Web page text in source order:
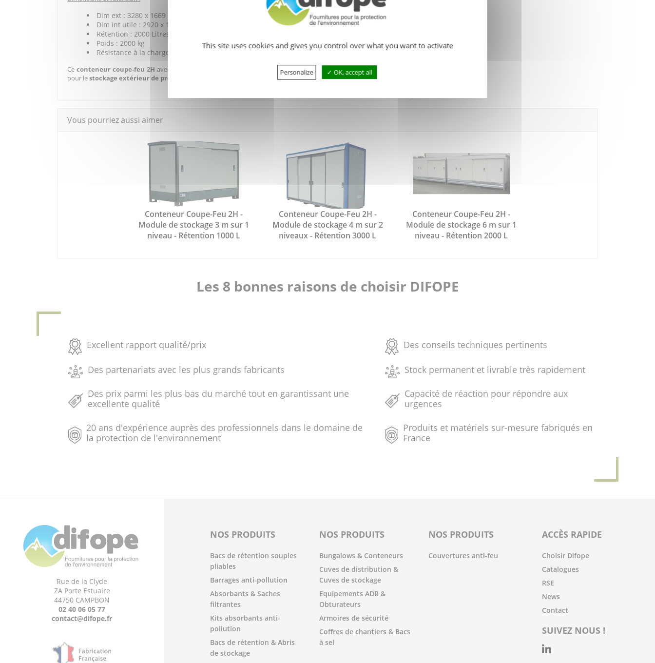
Dim ext : 3280 x 1669 x 3678 mm (hauteur)
Dim int utile : 2920 x 1330 x 1295 N1 + 1296 N2
Rétention : 2000 Litres = 2 x 1000 litres
Poids : 2000 kg
Résistance à la charge 3500 kg par niveau
Ce conteneur coupe-feu 2H avec rétention est fabriqué en France et monté en usine. Il est parfaitement adapté
pour lestockage extérieur de produits dangereux .
Vous pourriez aussi aimer
Conteneur Coupe-Feu 2H -
Module de stockage 3 m sur 1
niveau - Rétention 1000 L
Conteneur Coupe-Feu 2H -
Module de stockage 4 m sur 2
niveaux - Rétention 3000 L
Conteneur Coupe-Feu 2H -
Module de stockage 6 m sur 1
niveau - Rétention 2000 L
Les 8 bonnes raisons de choisir DIFOPE
Excellent rapport qualité/prix
Des partenariats avec les plus grands fabricants
Des prix parmi les plus bas du marché tout en garantissant une
excellente qualité
20 ans d'expérience auprès des professionnels dans le domaine de
la protection de l'environnement
Des conseils techniques pertinents
Stock permanent et livrable très rapidement
Capacité de réaction pour répondre aux
urgences
Produits et matériels sur-mesure fabriqués en
France
Rue de la Clyde
ZA Porte Estuaire
44750 CAMPBON
02 40 06 05 77
contact@difope.fr
NOS PRODUITS
Bacs de rétention souples
pliables
Barrages anti-pollution
Absorbants & Saches
filtrantes
Kits absorbants anti-
pollution
Bacs de rétention & Abris
de stockage
NOS PRODUITS
Bungalows & Conteneurs
Cuves de distribution &
Cuves de stockage
Equipements ADR &
Obturateurs
Armoires de sécurité
Coffres de chantiers & Bacs
à sel
NOS PRODUITS
Couvertures anti-feu
ACCÈS RAPIDE
Choisir Difope
Catalogues
RSE
News
Contact
SUIVEZ NOUS !
This site uses cookies and gives you control over what you want to activate
Personalize OK, accept all